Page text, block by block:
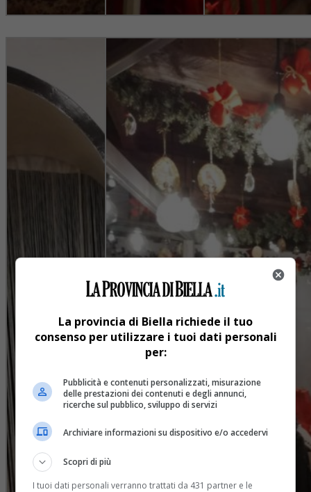
La provincia di Biella richiede il tuo
consenso per utilizzare i tuoi dati personali
per:
Pubblicità e contenuti personalizzati, misurazione
delle prestazioni dei contenuti e degli annunci,
ricerche sul pubblico, sviluppo di servizi
Archiviare informazioni su dispositivo e/o accedervi
Scopri di più
I tuoi dati personali verranno trattati da 431 partner e le